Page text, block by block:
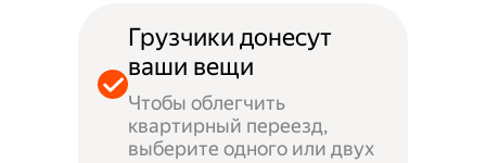
Грузчики донесут
ваши вещи
Чтобы облегчить
квартирный переезд,
выберите одного или двух